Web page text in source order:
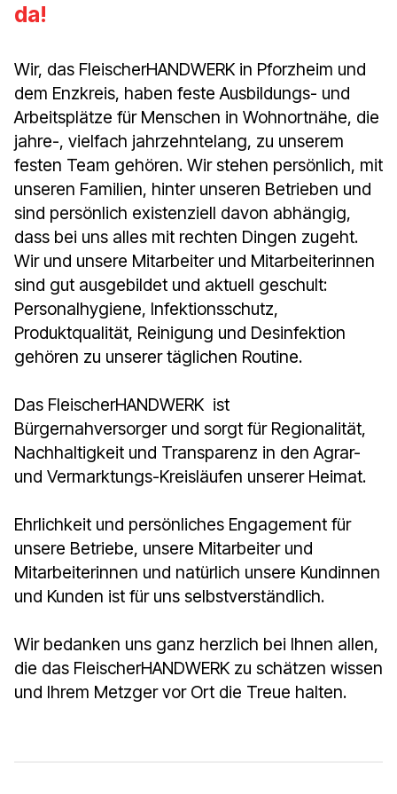
da!
Wir, das FleischerHANDWERK in Pforzheim und
dem Enzkreis, haben feste Ausbildungs- und
Arbeitsplätze für Menschen in Wohnortnähe, die
jahre-, vielfach jahrzehntelang, zu unserem
festen Team gehören. Wir stehen persönlich, mit
unseren Familien, hinter unseren Betrieben und
sind persönlich existenziell davon abhängig,
dass bei uns alles mit rechten Dingen zugeht.
Wir und unsere Mitarbeiter und Mitarbeiterinnen
sind gut ausgebildet und aktuell geschult:
Personalhygiene, Infektionsschutz,
Produktqualität, Reinigung und Desinfektion
gehören zu unserer täglichen Routine.
Das FleischerHANDWERK ist
Bürgernahversorger und sorgt für Regionalität,
Nachhaltigkeit und Transparenz in den Agrar-
und Vermarktungs-Kreisläufen unserer Heimat.
Ehrlichkeit und persönliches Engagement für
unsere Betriebe, unsere Mitarbeiter und
Mitarbeiterinnen und natürlich unsere Kundinnen
und Kunden ist für uns selbstverständlich.
Wir bedanken uns ganz herzlich bei Ihnen allen,
die das FleischerHANDWERK zu schätzen wissen
und Ihrem Metzger vor Ort die Treue halten.